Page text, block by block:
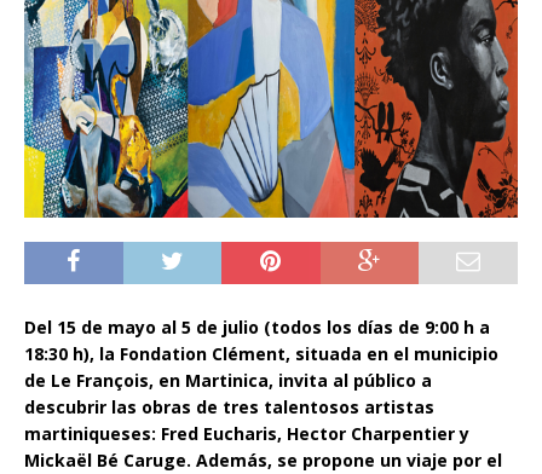
Del 15 de mayo al 5 de julio (todos los días de 9:00 h a
18:30 h), la Fondation Clément, situada en el municipio
de Le François, en Martinica, invita al público a
descubrir las obras de tres talentosos artistas
martiniqueses: Fred Eucharis, Hector Charpentier y
Mickaël Bé Caruge. Además, se propone un viaje por el